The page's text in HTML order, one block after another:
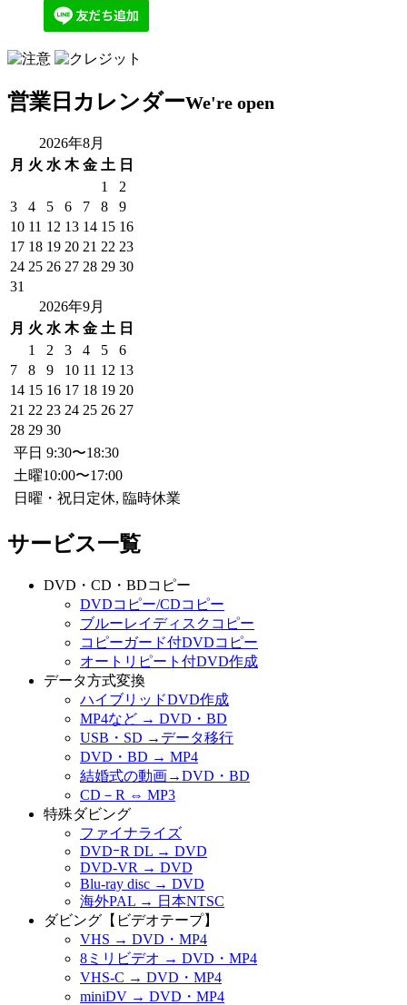
営業日カレンダーWe're open
2026年8月
月 火 水 木 金 土 日
1
2
3
4 5 6 7 8
9
10 11 12 13 14 15 16
17 18 19 20 21 22 23
24 25 26 27 28 29 30
31
2026年9月
月 火 水 木 金 土 日
1
2 3 4 5
6
7
8 9 10 11 12 13
14 15 16 17 18 19 20
21 22 23 24 25 26 27
28 29 30
平日 9:30〜18:30
土曜10:00〜17:00
日曜・祝日定休, 臨時休業
サービス一覧
DVD・CD・BDコピー
DVDコピー/CDコピー
ブルーレイディスクコピー
コピーガード付DVDコピー
オートリピート付DVD作成
データ方式変換
ハイブリッドDVD作成
MP4など → DVD・BD
USB・SD →データ移行
DVD・BD → MP4
結婚式の動画→DVD・BD
CD－R ⇔ MP3
特殊ダビング
ファイナライズ
DVDｰR DL → DVD
DVD-VR → DVD
Blu-ray disc → DVD
海外PAL → 日本NTSC
ダビング【ビデオテープ】
VHS → DVD・MP4
8ミリビデオ → DVD・MP4
VHS-C → DVD・MP4
miniDV → DVD・MP4